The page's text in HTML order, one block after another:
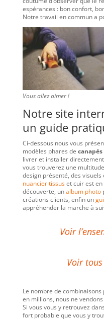
espérances : bon confort,
Notre travail en commun a
Vous allez aimer !
Notre site
un guide
Ci-dessous nous vous
modèles phares de
livrer et installer
vous trouverez une
design présenté, des
nuancier tissuset cuir est en
découverte, unalbum photo
créations clients, enfin un
appréhender la marche à
Voir
Voir
Le nombre de
en millions, nous ne
Si vous vous y retrouvez
fort probable que vous y